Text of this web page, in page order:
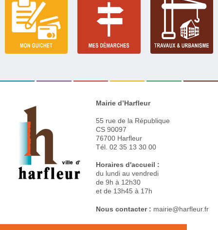
Mairie d’Harfleur
55 rue de la République
CS 90097
76700 Harfleur
Tél. 02 35 13 30 00
Horaires d'accueil :
du lundi au vendredi
de 9h à 12h30
et de 13h45 à 17h
Nous contacter : mairie@harfleur.fr